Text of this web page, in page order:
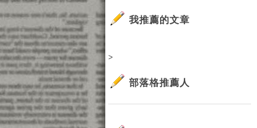
我推薦的文章
>
部落格推薦人